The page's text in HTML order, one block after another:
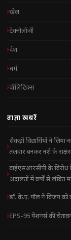
खेल
टेक्नोलॉजी
देश
धर्म
पॉलिटिक्स
ताज़ा खबरें
सैकड़ों विद्यार्थियों ने
तलवार बनकर नशे के
वाईएसआरसीपी के
अदालतों में वर्षों से लंबित
डॉ. के.ए. पॉल ने विजय को
EPS-95 पेंशनर्स की